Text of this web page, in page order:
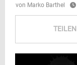
von Marko Barthel
TEILEN